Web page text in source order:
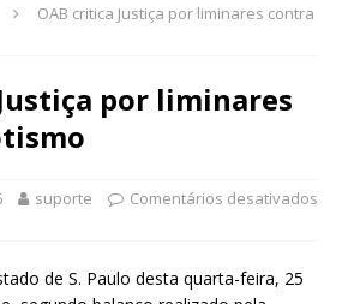
OAB critica Justiça por liminares contra
por liminares
suporte Comentários desativados
de S. Paulo desta quarta-feira, 25